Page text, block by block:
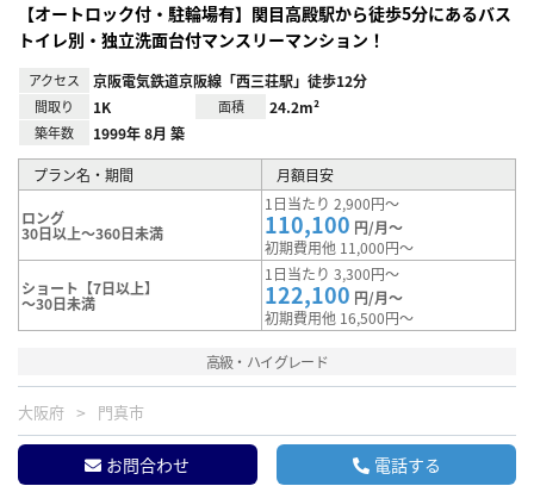
【オートロック付・駐輪場有】関目高殿駅から徒歩5分にあるバス
トイレ別・独立洗面台付マンスリーマンション！
アクセス 京阪電気鉄道京阪線「西三荘駅」徒歩12分
間取り 1K 面積 24.2m²
築年数 1999年 8月 築
プラン名・期間 月額目安
ロング
30日以上～360日未満
1日当たり 2,900円～
110,100 円/月～
初期費用他 11,000円～
ショート【7日以上】
～30日未満
1日当たり 3,300円～
122,100 円/月～
初期費用他 16,500円～
高級・ハイグレード
大阪府 門真市
お問合わせ 電話する